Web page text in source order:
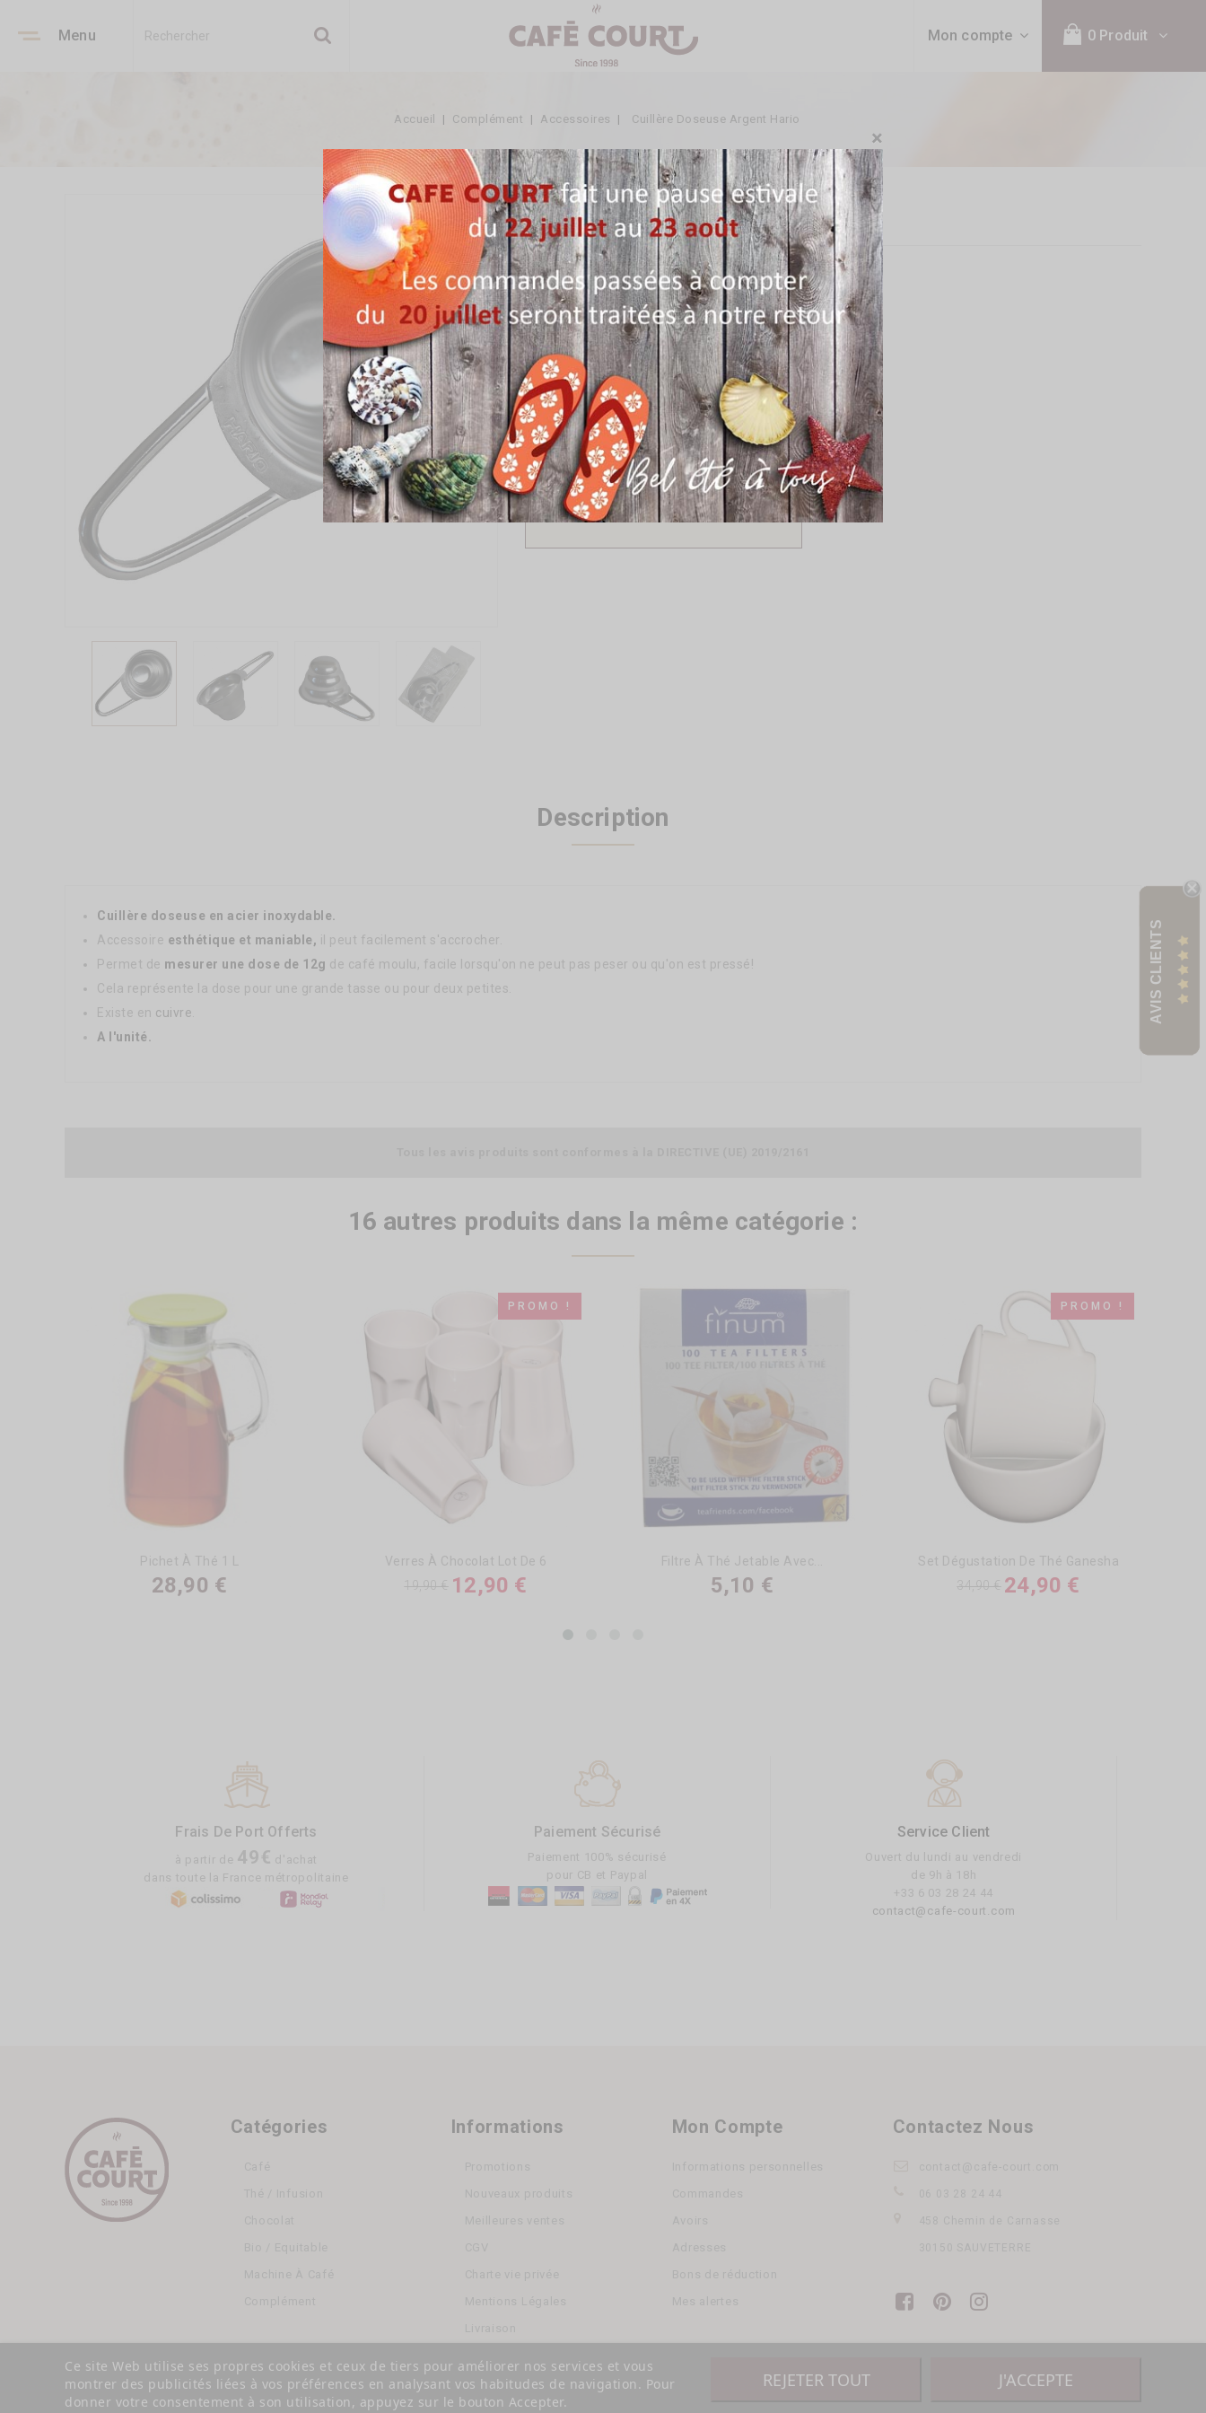
0 Produit
Mon compte
Menu
Accueil Complément Accessoires Cuillère Doseuse Argent Hario
Cuillère Doseuse Argent Hario
Référence:
ACC78
En stock
7,40 € TTC
Ajouter au panier
SITE ET PAIEMENT SÉCURISÉ
Description
Cuillère doseuse en acier inoxydable.
Accessoire esthétique et maniable, il peut facilement s'accrocher
Permet de mesurer une dose de 12g de café moulu, facile lorsqu'on ne peut pas peser ou qu'on est pressé!
Cela représente la dose pour une grande tasse ou pour deux petites.
Existe en cuivre
A l'unité.
16 autres produits dans la même catégorie :
Pichet À Thé 1 L
28,90 €
PROMO !
Verres À Chocolat Lot De 6
19,90 € 12,90 €
Filtre À Thé Jetable Avec...
5,10 €
PROMO !
Set Dégustation De Thé Ganesha
34,90 € 24,90 €
Frais De Port Offerts
à partir de 49€ d'achat
dans toute la France métropolitaine
Paiement Sécurisé
Paiement 100% sécurisé
pour CB et Paypal
Service Client
Ouvert du lundi au vendredi
de 9h à 18h
+33 6 03 28 24 44
contact@cafe-court.com
Catégories Informations Mon Compte Contactez Nous
AVIS CLIENTS
Ce site Web utilise ses propres cookies et ceux de tiers pour améliorer nos services et vous
montrer des publicités liées à vos préférences en analysant vos habitudes de navigation. Pour
donner votre consentement à son utilisation, appuyez sur le bouton Accepter.
REJETER TOUT J'ACCEPTE
×